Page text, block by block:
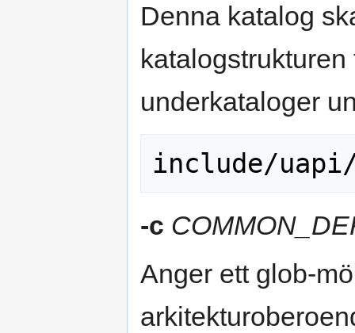
Denna katalog
underkataloger
-c
Anger ett glob-